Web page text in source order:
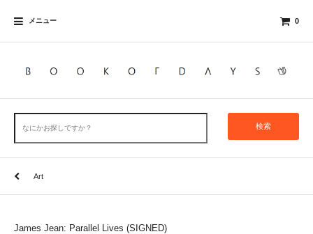
メニュー 0
検索
Art
James Jean: Parallel Lives (SIGNED)